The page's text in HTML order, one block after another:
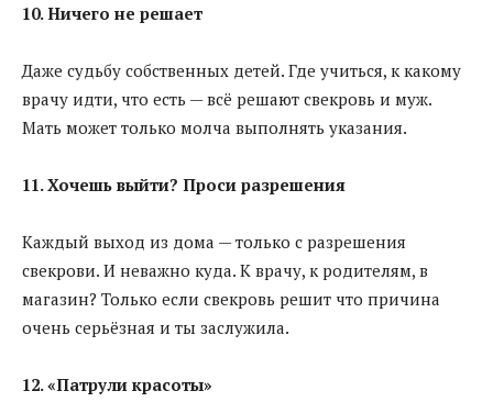
10. Ничего не решает
Даже судьбу собственных детей. Где учиться, к какому
врачу идти, что есть — всё решают свекровь и муж.
Мать может только молча выполнять указания.
11. Хочешь выйти? Проси разрешения
Каждый выход из дома — только с разрешения
свекрови. И неважно куда. К врачу, к родителям, в
магазин? Только если свекровь решит что причина
очень серьёзная и ты заслужила.
12. «Патрули красоты»